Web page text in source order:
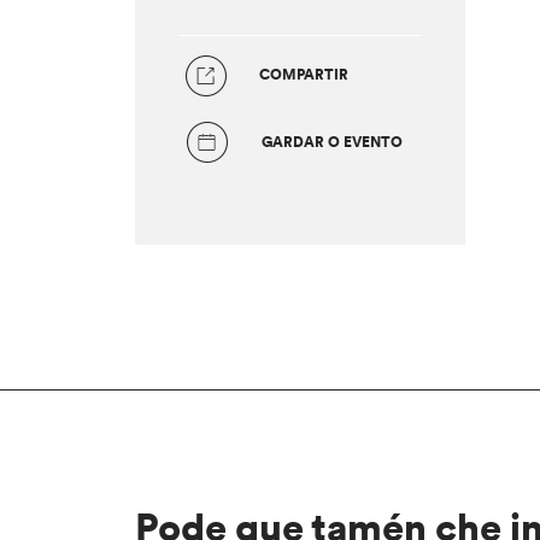
COMPARTIR
GARDAR O EVENTO
Pode que tamén che